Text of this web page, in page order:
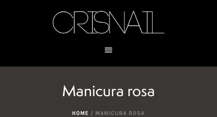
Manicura rosa
HOME / MANICURA ROSA